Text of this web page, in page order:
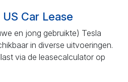
Car Lease
en jong gebruikte) Tesla
in diverse uitvoeringen.
via de leasecalculator op